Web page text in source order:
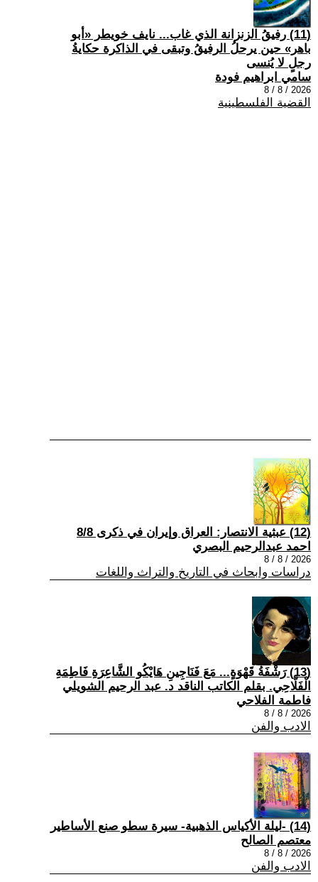
(11) رفيقُ الزنزانة الذي غاب... نايف خويطر «أبو
باهر» حين يرحلُ الرفيقُ وتبقى في الذاكرة حكايةُ
رجلٍ لا يُنسى
سامي ابراهيم فودة
2026 / 8 / 8
القضية الفلسطينية
(12) عبثية الانتصار: العراق وإيران في ذكرى 8/8
احمد عبدالرحيم البصري
2026 / 8 / 8
دراسات وابحاث في التاريخ والتراث واللغات
(13) رَشْفَةُ قَهْوَةٍ... مَعَ فَنَاجِينِ هَايْكُو الشَّاعِرَةِ فَاطِمَةِ
الْفَلَّاحِي. بقلم الكاتب الناقد د. عبد الرحيم الشويلي
فاطمة الفلاحي
2026 / 8 / 8
الادب والفن
(14) -ليلة الأكياس الذهبية- سيرة سطو صنع الأساطير
معتصم الصالح
2026 / 8 / 8
الادب والفن